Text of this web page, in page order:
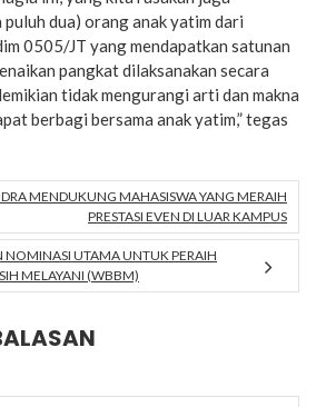
dua) orang anak yatim dari
0505/JT yang mendapatkan satunan
pangkat dilaksanakan secara
tidak mengurangi arti dan makna
berbagi bersama anak yatim,” tegas
MENDUKUNG MAHASISWA YANG MERAIH
PRESTASI EVEN DI LUAR KAMPUS
NOMINASI UTAMA UNTUK PERAIH
MELAYANI (WBBM)